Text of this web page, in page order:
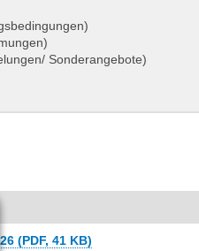
Sonderangebote)
(PDF, 41 KB)